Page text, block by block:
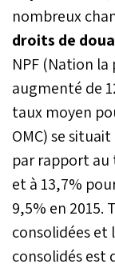
nombreux
droits de
NPF (Nation la
augmenté de
taux moyen
OMC) se
par rapport au
et à 13,7%
9,5% en 2015.
consolidées et
consolidés est